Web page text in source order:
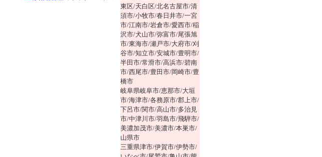
東区/天白区/北名古屋市/清
須市/小牧市/春日井市/一宮
市/江南市/岩倉市/愛西市/稲
沢市/犬山市/弥富市/尾張旭
市/東海市/瀬戸市/大府市/刈
谷市/知立市/安城市/豊明市/
半田市/常滑市/高浜市/碧南
市/西尾市/豊田市/岡崎市/豊
橋市
岐阜県岐阜市/恵那市/大垣
市/海津市/各務原市/郡上市/
下呂市/関市/高山市/多治見
市/中津川市/羽島市/飛騨市/
美濃加茂市/美濃市/本巣市/
山県市
三重県津市/伊賀市/伊勢市/